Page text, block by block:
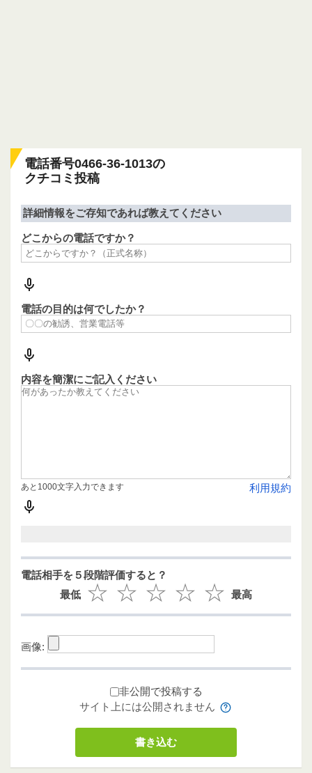
電話番号0466-36-1013の
クチコミ投稿
詳細情報をご存知であれば教えてください
どこからの電話ですか？
電話の目的は何でしたか？
内容を簡潔にご記入ください
利用規約
あと1000文字入力できます
電話相手を５段階評価すると？
最低
最高
画像:
非公開で投稿する
サイト上には公開されません